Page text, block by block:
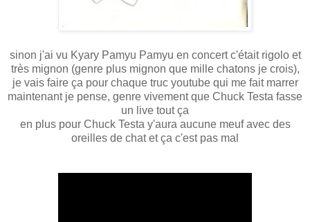
sinon j'ai vu Kyary Pamyu Pamyu en concert c'était rigolo et
très mignon (genre plus mignon que mille chatons je crois),
je vais faire ça pour chaque truc youtube qui me fait marrer
maintenant je pense, genre vivement que Chuck Testa fasse
un live tout ça
en plus pour Chuck Testa y'aura aucune meuf avec des
oreilles de chat et ça c'est pas mal